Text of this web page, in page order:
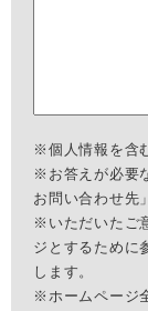
※個人情報を含
※お答えが必要
お問い合わせ先
※いただいたご
ジとするために
します。
※ホームページ